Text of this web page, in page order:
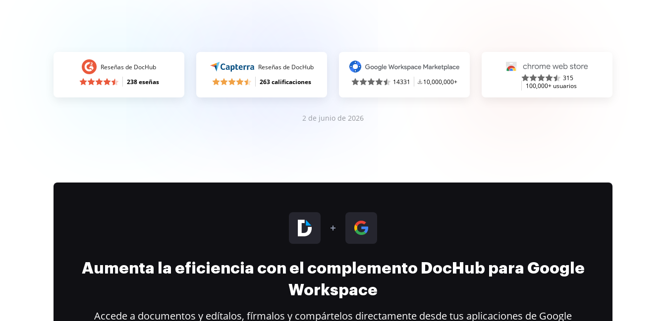
Reseñas de DocHub
238 eseñas
Reseñas de DocHub
263 calificaciones
14331 10,000,000+
315
100,000+ usuarios
2 de junio de 2026
Aumenta la eficiencia con el complemento DocHub para Google
Workspace
Accede a documentos y edítalos, fírmalos y compártelos directamente desde tus aplicaciones de Google